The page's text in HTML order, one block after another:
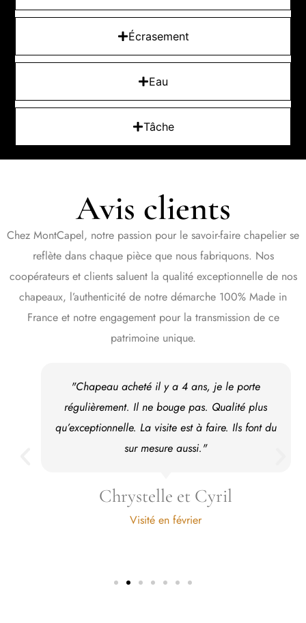
Écrasement
Eau
Tâche
Avis clients
Chez MontCapel, notre passion pour le savoir-faire chapelier se
reflète dans chaque pièce que nous fabriquons. Nos
coopérateurs et clients saluent la qualité exceptionnelle de nos
chapeaux, l’authenticité de notre démarche 100% Made in
France et notre engagement pour la transmission de ce
patrimoine unique.
"Chapeau acheté il y a 4 ans, je le porte
régulièrement. Il ne bouge pas. Qualité plus
qu’exceptionnelle. La visite est à faire. Ils font du
sur mesure aussi."
Chrystelle et Cyril
Visité en février